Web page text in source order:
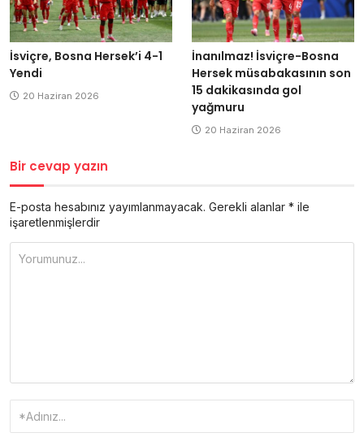
İsviçre, Bosna Hersek’i 4-1
Yendi
20 Haziran 2026
İnanılmaz! İsviçre-Bosna
Hersek müsabakasının son
15 dakikasında gol
yağmuru
20 Haziran 2026
Bir cevap yazın
E-posta hesabınız yayımlanmayacak. Gerekli alanlar * ile
işaretlenmişlerdir